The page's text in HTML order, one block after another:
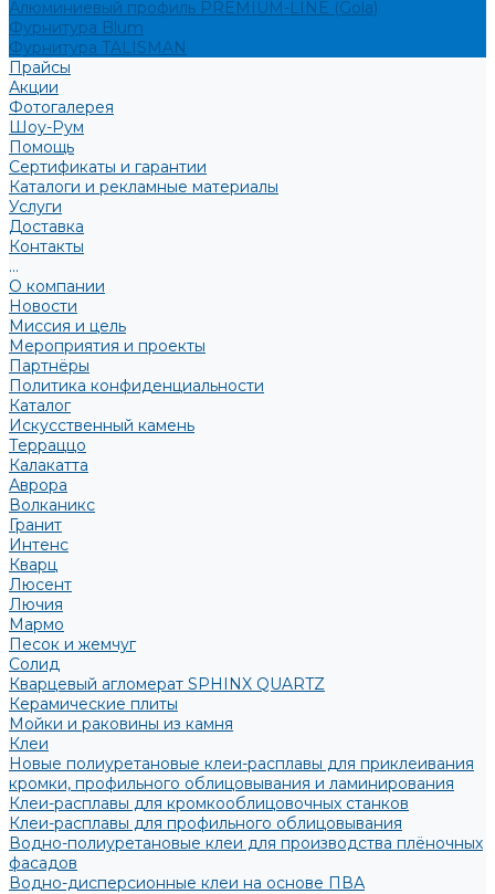
Алюминиевый профиль PREMIUM-LINE (Gola)
Фурнитура Blum
Фурнитура TALISMAN
Прайсы
Акции
Фотогалерея
Шоу-Рум
Помощь
Сертификаты и гарантии
Каталоги и рекламные материалы
Услуги
Доставка
Контакты
...
О компании
Новости
Миссия и цель
Мероприятия и проекты
Партнёры
Политика конфиденциальности
Каталог
Искусственный камень
Терраццо
Калакатта
Аврора
Волканикс
Гранит
Интенс
Кварц
Люсент
Лючия
Мармо
Песок и жемчуг
Солид
Кварцевый агломерат SPHINX QUARTZ
Керамические плиты
Мойки и раковины из камня
Клеи
Новые полиуретановые клеи-расплавы для приклеивания
кромки, профильного облицовывания и ламинирования
Клеи-расплавы для кромкооблицовочных станков
Клеи-расплавы для профильного облицовывания
Водно-полиуретановые клеи для производства плёночных
фасадов
Водно-дисперсионные клеи на основе ПВА